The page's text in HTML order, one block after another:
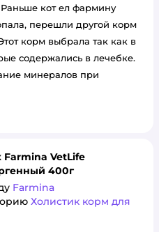
кот ел фармину
перешли другой корм
корм выбрала так как в
содержались в лечебке.
минералов при
VetLife
400г
Farmina
Холистик корм для